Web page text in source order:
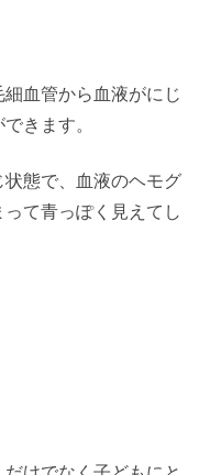
血管から血液がにじ
きます。
態で、血液のヘモグ
て青っぽく見えてし